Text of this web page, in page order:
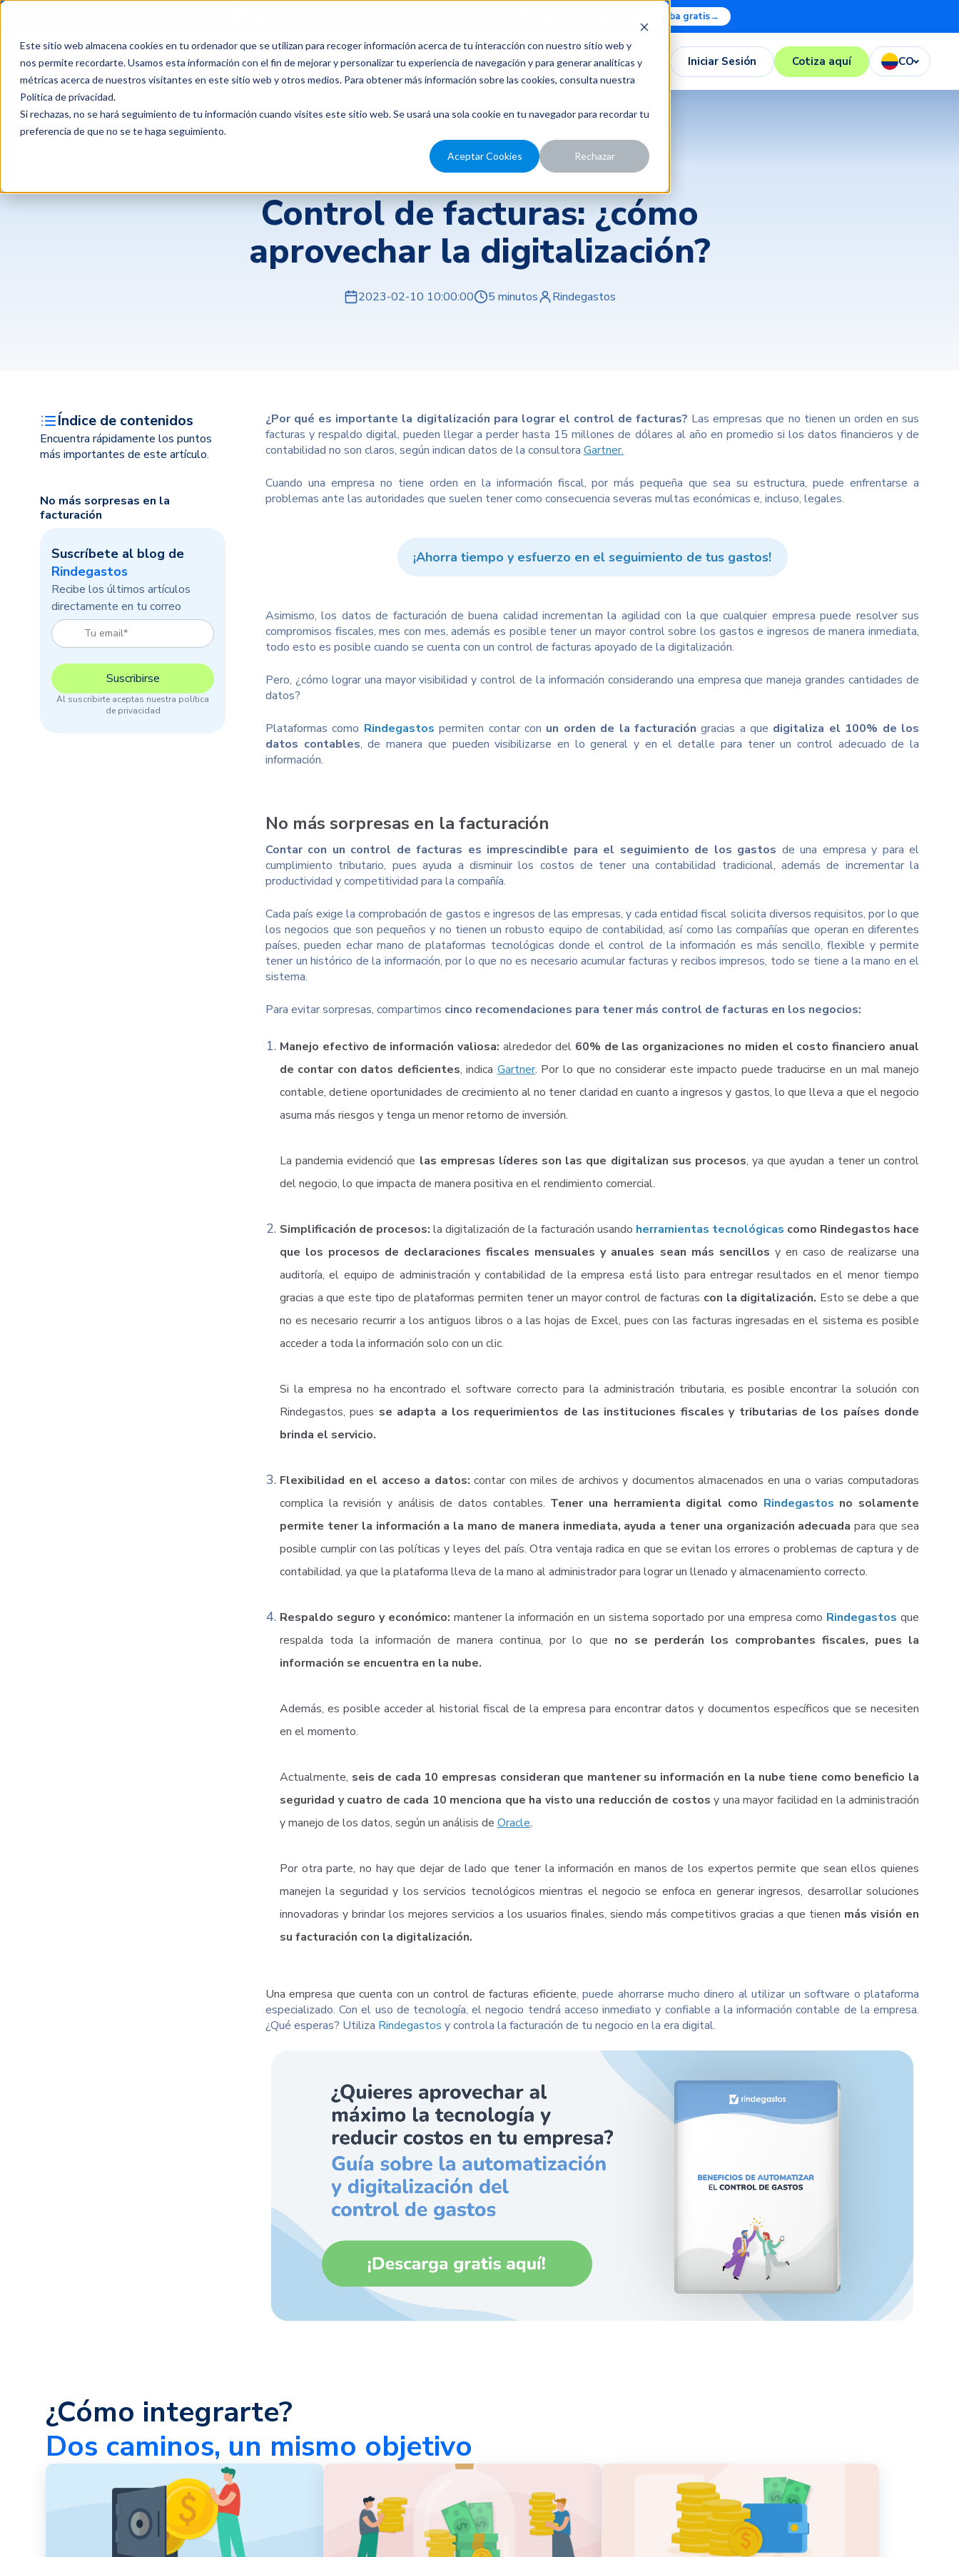
Este sitio web almacena cookies en tu ordenador que se utilizan para recoger información acerca de tu interacción con nuestro sitio web y
nos permite recordarte. Usamos esta información con el fin de mejorar y personalizar tu experiencia de navegación y para generar analíticas y
métricas acerca de nuestros visitantes en este sitio web y otros medios. Para obtener más información sobre las cookies, consulta nuestra
Política de privacidad.
Si rechazas, no se hará seguimiento de tu información cuando visites este sitio web. Se usará una sola cookie en tu navegador para recordar tu
preferencia de que no se te haga seguimiento.
Aceptar Cookies Rechazar
Prueba gratis→
Productos Clientes Precios Nosotros Recursos Iniciar Sesión Cotiza aquí CO
Gestión de gastos y control financiero
Control de facturas: ¿cómo
aprovechar la digitalización?
2023-02-10 10:00:00 5 minutos Rindegastos
Índice de contenidos
Encuentra rápidamente los puntos
más importantes de este artículo.
No más sorpresas en la
facturación
Suscríbete al blog de
Rindegastos
Recibe los últimos artículos
directamente en tu correo
Al suscribirte aceptas nuestra política
de privacidad
¿Por qué es importante la digitalización para lograr el control de facturas? Las empresas que no tienen un orden en sus
facturas y respaldo digital, pueden llegar a perder hasta 15 millones de dólares al año en promedio si los datos financieros y de
contabilidad no son claros, según indican datos de la consultora Gartner.
Cuando una empresa no tiene orden en la información fiscal, por más pequeña que sea su estructura, puede enfrentarse a
problemas ante las autoridades que suelen tener como consecuencia severas multas económicas e, incluso, legales.
¡Ahorra tiempo y esfuerzo en el seguimiento de tus gastos!
Asimismo, los datos de facturación de buena calidad incrementan la agilidad con la que cualquier empresa puede resolver sus
compromisos fiscales, mes con mes, además es posible tener un mayor control sobre los gastos e ingresos de manera inmediata,
todo esto es posible cuando se cuenta con un control de facturas apoyado de la digitalización.
Pero, ¿cómo lograr una mayor visibilidad y control de la información considerando una empresa que maneja grandes cantidades de
datos?
Plataformas como Rindegastos permiten contar con un orden de la facturacióngracias a que digitaliza el 100% de los
datos contables, de manera que pueden visibilizarse en lo general y en el detalle para tener un control adecuado de la
información.
No más sorpresas en la facturación
Contar con un control de facturas es imprescindible para el seguimiento de los gastos de una empresa y para el
cumplimiento tributario, pues ayuda a disminuir los costos de tener una contabilidad tradicional, además de incrementar la
productividad y competitividad para la compañía.
Cada país exige la comprobación de gastos e ingresos de las empresas, y cada entidad fiscal solicita diversos requisitos, por lo que
los negocios que son pequeños y no tienen un robusto equipo de contabilidad, así como las compañías que operan en diferentes
países, pueden echar mano de plataformas tecnológicas donde el control de la información es más sencillo, flexible y permite
tener un histórico de la información, por lo que no es necesario acumular facturas y recibos impresos, todo se tiene a la mano en el
sistema.
Para evitar sorpresas, compartimos cinco recomendaciones para tener más control de facturas en los negocios:
Manejo efectivo de información valiosa:alrededor del 60% de las organizaciones no miden el costo financiero anual
de contar con datos deficientes, indica Gartner. Por lo que no considerar este impacto puede traducirse en un mal manejo
contable, detiene oportunidades de crecimiento al no tener claridad en cuanto a ingresos y gastos, lo que lleva a que el negocio
asuma más riesgos y tenga un menor retorno de inversión.
La pandemia evidenció que las empresas líderes son las que digitalizan sus procesos, ya que ayudan a tener un control
del negocio, lo que impacta de manera positiva en el rendimiento comercial.
Simplificación de procesos:la digitalización de la facturación usando herramientas tecnológicas como Rindegastos hace
que los procesos de declaraciones fiscales mensuales y anuales sean más sencillos y en caso de realizarse una
auditoría, el equipo de administración y contabilidad de la empresa está listo para entregar resultados en el menor tiempo
gracias a que este tipo de plataformas permiten tener un mayor control de facturas con la digitalización. Esto se debe a que
no es necesario recurrir a los antiguos libros o a las hojas de Excel, pues con las facturas ingresadas en el sistema es posible
acceder a toda la información solo con un clic.
Si la empresa no ha encontrado el software correcto para la administración tributaria, es posible encontrar la solución con
Rindegastos, pues se adapta a los requerimientos de las instituciones fiscales y tributarias de los países donde
brinda el servicio.
Flexibilidad en el acceso a datos:contar con miles de archivos y documentos almacenados en una o varias computadoras
complica la revisión y análisis de datos contables. Tener una herramienta digital como Rindegastos no solamente
permite tener la información a la mano de manera inmediata, ayuda a tener una organización adecuada para que sea
posible cumplir con las políticas y leyes del país. Otra ventaja radica en que se evitan los errores o problemas de captura y de
contabilidad, ya que la plataforma lleva de la mano al administrador para lograr un llenado y almacenamiento correcto.
Respaldo seguro y económico: mantener la información en un sistema soportado por una empresa como Rindegastos que
respalda toda la información de manera continua, por lo que no se perderán los comprobantes fiscales, pues la
información se encuentra en la nube.
Además, es posible acceder al historial fiscal de la empresa para encontrar datos y documentos específicos que se necesiten
en el momento.
Actualmente, seis de cada 10 empresas consideran que mantener su información en la nube tiene como beneficio la
seguridad y cuatro de cada 10 menciona que ha visto una reducción de costos y una mayor facilidad en la administración
y manejo de los datos, según un análisis de Oracle.
Por otra parte, no hay que dejar de lado que tener la información en manos de los expertos permite que sean ellos quienes
manejen la seguridad y los servicios tecnológicos mientras el negocio se enfoca en generar ingresos, desarrollar soluciones
innovadoras y brindar los mejores servicios a los usuarios finales, siendo más competitivos gracias a que tienen más visión en
su facturación con la digitalización.
Una empresa que cuenta con un control de facturas eficiente, puede ahorrarse mucho dinero al utilizar un software o plataforma
especializado. Con el uso de tecnología, el negocio tendrá acceso inmediato y confiable a la información contable de la empresa.
¿Qué esperas? Utiliza Rindegastos y controla la facturación de tu negocio en la era digital.
¿Cómo integrarte?
Dos caminos, un mismo objetivo